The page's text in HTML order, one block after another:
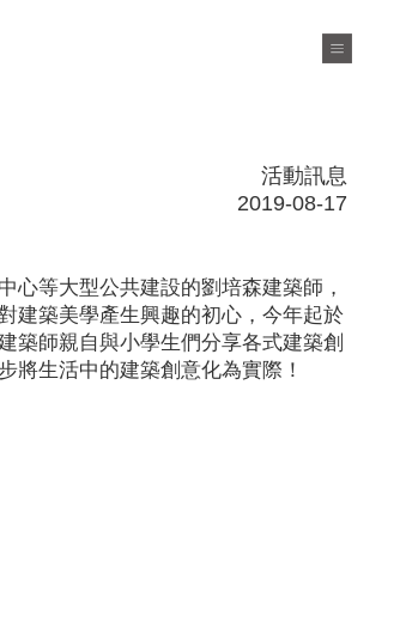
活動訊息
2019-08-17
心等大型公共建設的劉培森建築師，
建築美學產生興趣的初心，今年起於
築師親自與小學生們分享各式建築創
將生活中的建築創意化為實際！